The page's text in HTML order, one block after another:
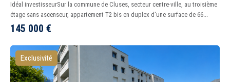
Idéal investisseurSur la commune de Cluses, secteur centre-ville, au troisième
étage sans ascenseur, appartement T2 bis en duplex d'une surface de 66...
145 000 €
Exclusivité